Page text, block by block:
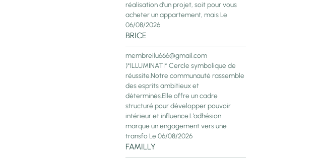
réalisation d'un projet, soit pour vous
acheter un appartement, mais Le
06/08/2026
BRICE
membreilu666@gmail.com
)*ILLUMINATI* Cercle symbolique de
réussite.Notre communauté rassemble
des esprits ambitieux et
déterminés.Elle offre un cadre
structuré pour développer pouvoir
intérieur et influence.L’adhésion
marque un engagement vers une
transfo Le 06/08/2026
FAMILLY